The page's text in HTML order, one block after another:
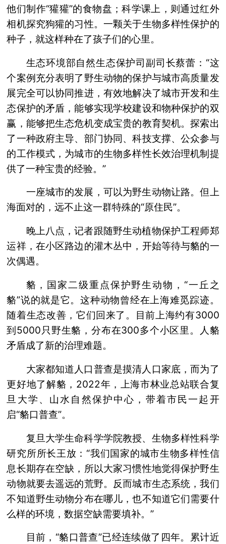
他们制作“獾獾”的食物盘；科学课上，则通过红外
相机探究狗獾的习性。一颗关于生物多样性保护的
种子，就这样种在了孩子们的心里。
生态环境部自然生态保护司副司长蔡蕾：“这
个案例充分表明了野生动物的保护与城市高质量发
展完全可以协同推进，有效地解决了城市开发和生
态保护的矛盾，能够实现学校建设和物种保护的双
赢，能够把生态危机变成宝贵的教育契机。探索出
了一种政府主导、部门协同、科技支撑、公众参与
的工作模式，为城市的生物多样性长效治理机制提
供了一种宝贵的经验。”
一座城市的发展，可以为野生动物让路。但上
海面对的，远不止这一群特殊的“原住民”。
晚上八点，记者跟随野生动植物保护工程师郑
运祥，在小区路边的灌木丛中，开始等待与貉的一
次偶遇。
貉，国家二级重点保护野生动物，“一丘之
貉”说的就是它。这种动物曾经在上海难觅踪迹。
随着生态改善，它们回来了。目前上海约有3000
到5000只野生貉，分布在300多个小区里。人貉
矛盾成了新的治理难题。
大家都知道人口普查是摸清人口家底，而为了
更好地了解貉，2022年，上海市林业总站联合复
旦大学、山水自然保护中心，带着市民一起开
启“貉口普查”。
复旦大学生命科学学院教授、生物多样性科学
研究所所长王放：“我们国家的城市生物多样性信
息长期存在空缺，所以大家习惯性地觉得保护野生
动物就要去遥远的荒野。反而城市生态系统，我们
不知道野生动物分布在哪儿，也不知道它们需要什
么样的环境，数据空缺需要填补。”
目前，“貉口普查”已经连续做了四年。累计近